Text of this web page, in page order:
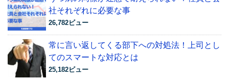
社それぞれに必要な事
26,782ビュー
常に言い返してくる部下への対処法！上司とし
てのスマートな対応とは
25,182ビュー